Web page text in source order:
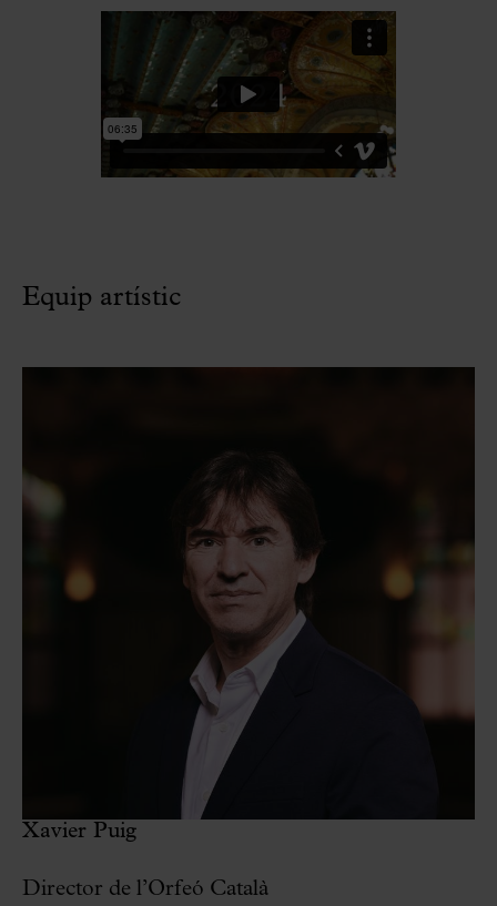
Equip artístic
Xavier Puig
Director de l’Orfeó Català